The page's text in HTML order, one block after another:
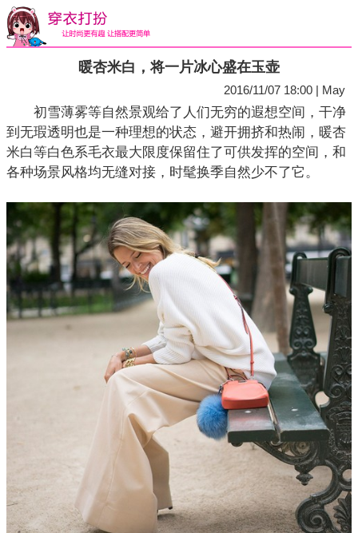
暖杏米白，将一片冰心盛在玉壶
2016/11/07 18:00 | May
初雪薄雾等自然景观给了人们无穷的遐想空间，干净
到无瑕透明也是一种理想的状态，避开拥挤和热闹，暖杏
米白等白色系毛衣最大限度保留住了可供发挥的空间，和
各种场景风格均无缝对接，时髦换季自然少不了它。